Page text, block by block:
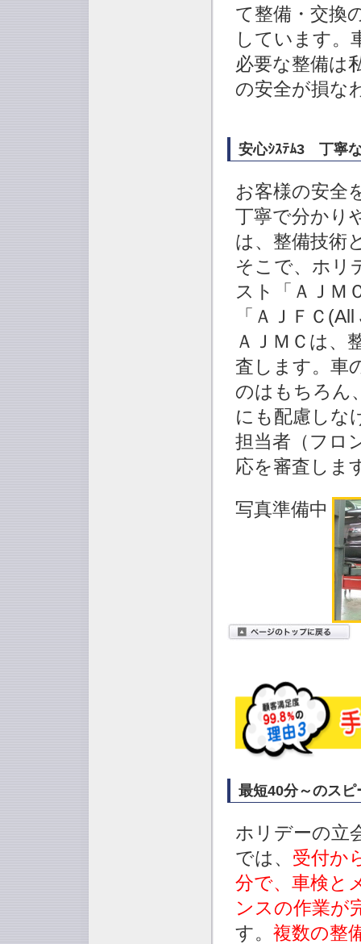
て整備・交換
しています。
必要な整備は
の安全が損な
安心ｼｽﾃﾑ3 丁寧
お客様の安全
丁寧で分かり
は、整備技術
そこで、ホリ
スト「ＡＪＭ
「ＡＪＦＣ
ＡＪＭＣは、
査します。車
のはもちろん
にも配慮しな
担当者（フロ
応を審査しま
写真準備中
最短40分～のスピ
ホリデーの立
では、 受付か
分で、車検と
ンスの作業が
す。 複数の整